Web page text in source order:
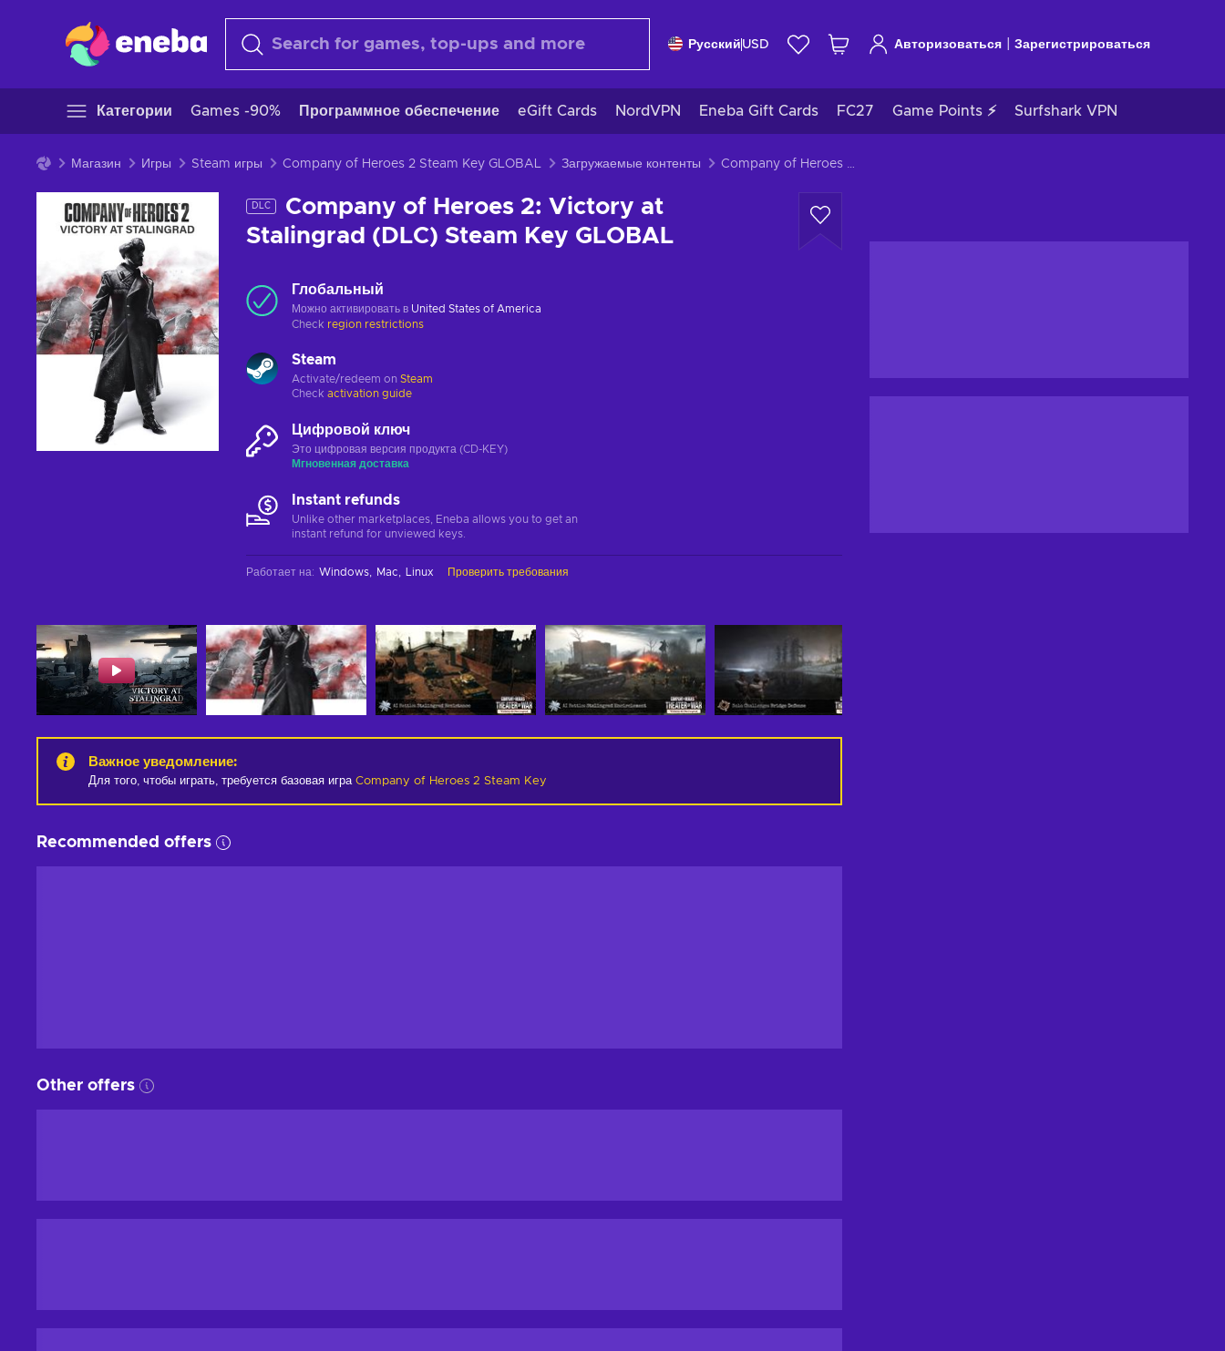
Русский USD Авторизоваться Зарегистрироваться
Категории Games -90% Программное обеспечение eGift Cards NordVPN Eneba Gift Cards FC27 Game Points ⚡ Surfshark VPN
Магазин Игры Steam игры Company of Heroes 2 Steam Key GLOBAL Загружаемые контенты Company of Heroes 2: Victory at Stalingrad (DLC) Steam Key GLOBAL
DLC
Company of Heroes 2: Victory at
Stalingrad (DLC) Steam Key GLOBAL
Глобальный
Можно активировать в United States of America
Check region restrictions
Steam
Activate/redeem on Steam
Check activation guide
Цифровой ключ
Это цифровая версия продукта (CD-KEY)
Мгновенная доставка
Instant refunds
Unlike other marketplaces, Eneba allows you to get an
instant refund for unviewed keys.
Работает на: Windows Mac Linux Проверить требования
Важное уведомление:
Для того, чтобы играть, требуется базовая игра Company of Heroes 2 Steam Key
Recommended offers
Other offers